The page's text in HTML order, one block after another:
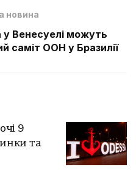
новина
у Венесуелі можуть
саміт ООН у Бразилії
9
та